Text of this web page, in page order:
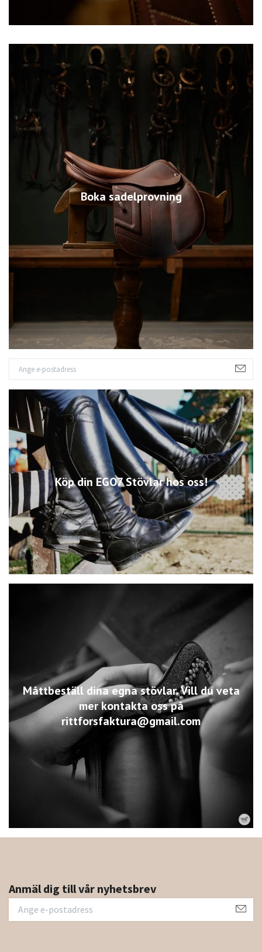
Boka sadelprovning
Köp din EGO7 Stövlar hos oss!
Måttbeställ dina egna stövlar. Vill du veta
mer kontakta oss på
rittforsfaktura@gmail.com
Anmäl dig till vår nyhetsbrev